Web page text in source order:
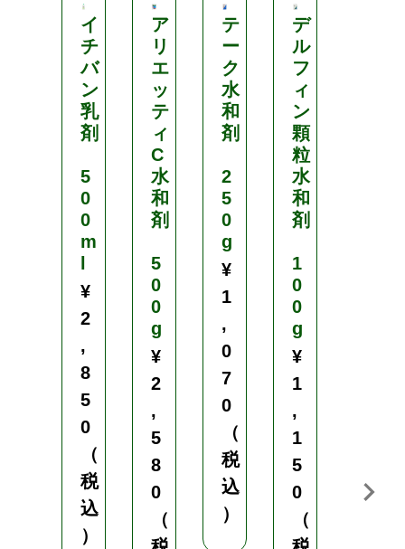
イ
チ
バ
ン
乳
剤
5
0
0
m
¥
2
,
8
5
0
（
税
込
）
ア
リ
エ
ッ
テ
ィ
C
水
和
剤
5
0
0
g
¥
2
,
5
8
0
（
テ
ー
ク
水
和
剤
2
5
0
g
¥
1
,
0
7
0
（
税
込
）
デ
ル
フ
ィ
ン
顆
粒
水
和
剤
1
0
0
g
¥
1
,
1
5
0
（
2
0